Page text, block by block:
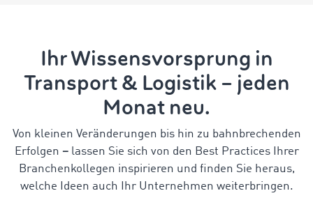
Ihr Wissensvorsprung in
Transport & Logistik – jeden
Monat neu.
Von kleinen Veränderungen bis hin zu bahnbrechenden
Erfolgen –lassen Sie sich von den Best Practices Ihrer
Branchenkollegen inspirieren und finden Sie heraus,
welche Ideen auch Ihr Unternehmen weiterbringen.